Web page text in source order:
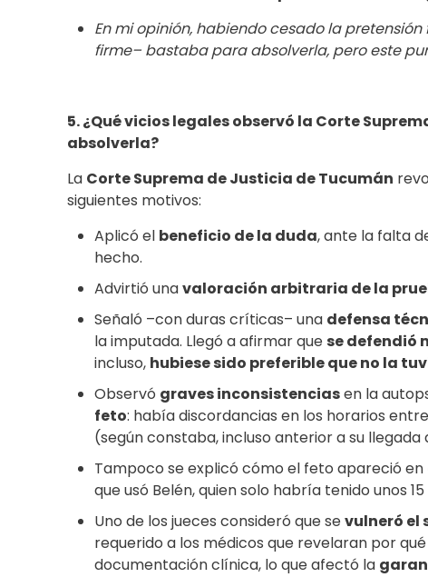
En mi opinión, habiendo cesado la
firme– bastaba para absolverla, pero este
5. ¿Qué vicios legales observó la Corte
absolverla?
La Corte Suprema de Justicia de Tucumán
siguientes motivos:
Aplicó el beneficio de la duda, ante la falta
hecho.
Advirtió unavaloración arbitraria de la
Señaló –con duras críticas– una defensa
la imputada. Llegó a afirmar que se defendió
incluso, hubiese sido preferible que no la
Observó graves inconsistenciasen la
feto: había discordancias en los horarios
(según constaba, incluso anterior a su llegada
Tampoco se explicó cómo el feto apareció en
que usó Belén, quien solo habría tenido unos
Uno de los jueces consideró que sevulneró el
requerido a los médicos que revelaran por
documentación clínica, lo que afectó la